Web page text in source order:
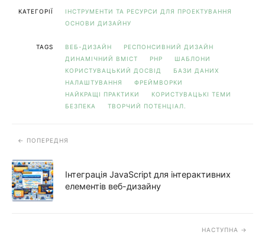
КАТЕГОРІЇ
ІНСТРУМЕНТИ ТА РЕСУРСИ ДЛЯ ПРОЕКТУВАННЯ
ОСНОВИ ДИЗАЙНУ
TAGS ВЕБ-ДИЗАЙН
РЕСПОНСИВНИЙ ДИЗАЙН
ДИНАМІЧНИЙ ВМІСТ
PHP
ШАБЛОНИ
КОРИСТУВАЦЬКИЙ ДОСВІД
БАЗИ ДАНИХ
НАЛАШТУВАННЯ
ФРЕЙМВОРКИ
НАЙКРАЩІ ПРАКТИКИ
КОРИСТУВАЦЬКІ ТЕМИ
БЕЗПЕКА
ТВОРЧИЙ ПОТЕНЦІАЛ.
ПОПЕРЕДНЯ
Інтеграція JavaScript для інтерактивних
елементів веб-дизайну
НАСТУПНА